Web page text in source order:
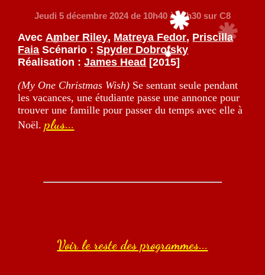
Jeudi 5 décembre 2024de 10h40 à 17h30 sur C8
AvecAmber Riley, Matreya Fedor, Priscilla
Faia Scénario :Spyder Dobrofsky
Réalisation :James Head [2015]
(My One Christmas Wish) Se sentant seule pendant
les vacances, une étudiante passe une annonce pour
trouver une famille pour passer du temps avec elle à
Noël.plus...
Voir le reste des programmes...